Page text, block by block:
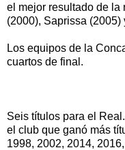
el mejor resultado de la
(2000), Saprissa (2005)
Los equipos de la
cuartos de final.
Seis títulos para el
el club que ganó más
1998, 2002, 2014,